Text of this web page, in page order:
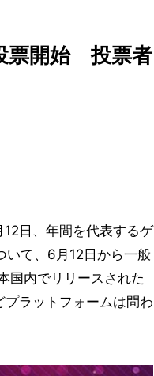
票開始 投票者
日、年間を代表するゲ
いて、6月12日から一般
国内でリリースされた
ラットフォームは問わ